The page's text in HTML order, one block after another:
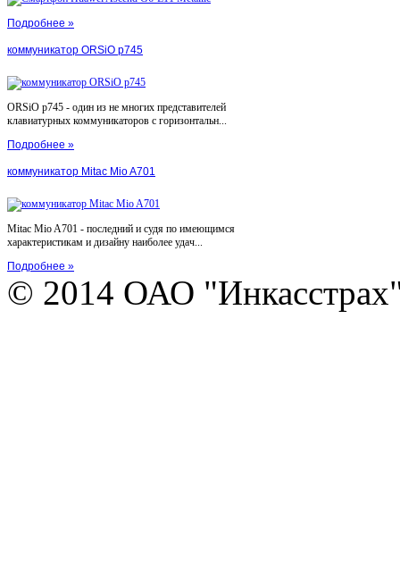
Подробнее »
коммуникатор ORSiO p745
ORSiO p745 - один из не многих представителей
клавиатурных коммуникаторов с горизонтальн...
Подробнее »
коммуникатор Mitac Mio A701
Mitac Mio A701 - последний и судя по имеющимся
характеристикам и дизайну наиболее удач...
Подробнее »
© 2014 ОАО